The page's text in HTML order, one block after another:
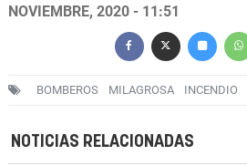
NOVIEMBRE, 2020 - 11:51
BOMBEROS MILAGROSA INCENDIO
NOTICIAS RELACIONADAS